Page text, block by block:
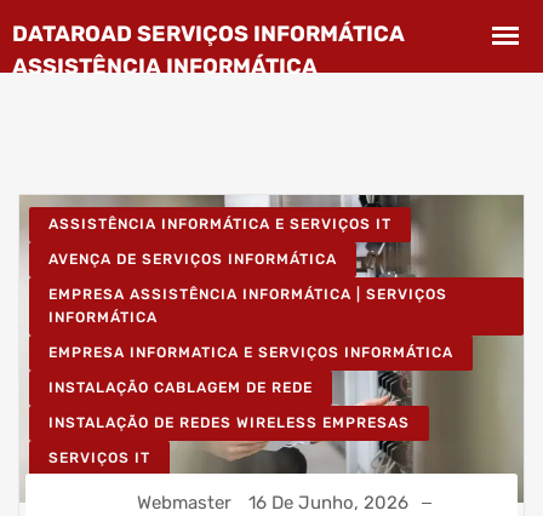
ASSISTÊNCIA INFORMÁTICA E SERVIÇOS IT
AVENÇA DE SERVIÇOS INFORMÁTICA
EMPRESA ASSISTÊNCIA INFORMÁTICA | SERVIÇOS
INFORMÁTICA
EMPRESA INFORMATICA E SERVIÇOS INFORMÁTICA
INSTALAÇÃO CABLAGEM DE REDE
INSTALAÇÃO DE REDES WIRELESS EMPRESAS
SERVIÇOS IT
Webmaster 16 De Junho, 2026